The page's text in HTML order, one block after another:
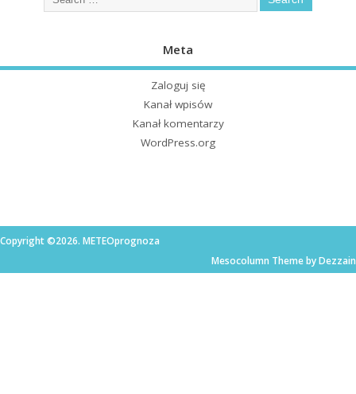
Meta
Zaloguj się
Kanał wpisów
Kanał komentarzy
WordPress.org
Copyright ©2026. METEOprognoza
Mesocolumn Theme by Dezzain